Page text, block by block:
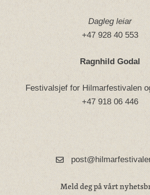
Dagleg leiar
+47 928 40 553
Ragnhild Godal
Festivalsjef for Hilmarfestivalen
+47 918 06 446
Meld deg på vårt